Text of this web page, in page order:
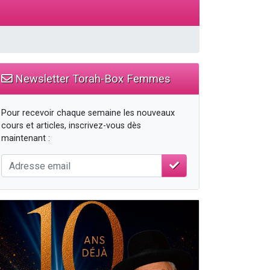
Newsletter Torah-Box Femmes
Pour recevoir chaque semaine les nouveaux
cours et articles, inscrivez-vous dès
maintenant :